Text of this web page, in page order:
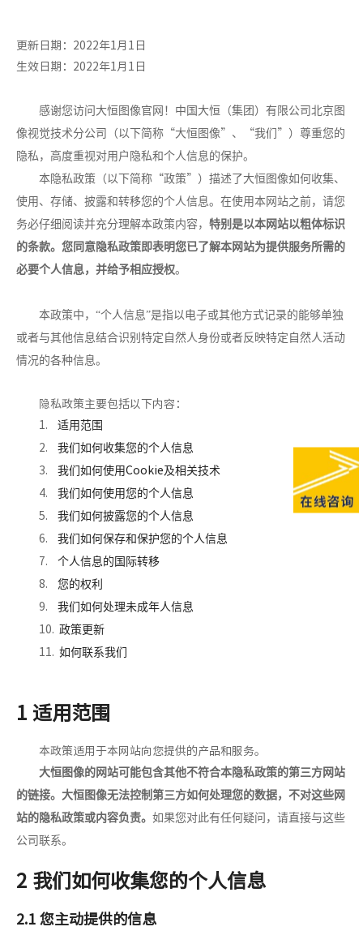
更新日期：2022年1月1日
生效日期：2022年1月1日
感谢您访问大恒图像官网！中国大恒（集团）有限公司北京图
像视觉技术分公司（以下简称 “大恒图像” 、 “我们 ” ）尊重您的
隐私，高度重视对用户隐私和个人信息的保护。
本隐私政策（以下简称 “政策” ）描述了大恒图像如何收集、
使用、存储、披露和转移您的个人信息。在使用本网站之前，请您
务必仔细阅读并充分理解本政策内容， 特别是以本网站以粗体标识
的条款。您同意隐私政策即表明您已了解本网站为提供服务所需的
必要个人信息，并给予相应授权。
本政策中，“个人信息”是指以电子或其他方式记录的能够单独
或者与其他信息结合识别特定自然人身份或者反映特定自然人活动
情况的各种信息。
隐私政策主要包括以下内容：
1.
适用范围
2. 我们如何收集您的个人信息
3. 我们如何使用Cookie及相关技术
4. 我们如何使用您的个人信息
5. 我们如何披露您的个人信息
6. 我们如何保存和保护您的个人信息
7. 个人信息的国际转移
8. 您的权利
9. 我们 如何处理未成年人信息
10. 政策更新
11. 如何联系我们
1 适用范围
本政策适用于本网站向您提供的产品和服务。
大恒图像的网站可能包含其他不符合本隐私政策的第三方网站
的链接。大恒图像无法控制第三方如何处理您的数据，不对这些网
站的隐私政策或内容负责。 如果您对此有任何疑问，请直接与这些
公司联系。
2 我们如何收集您的个人信息
2.1 您主动提供的信息